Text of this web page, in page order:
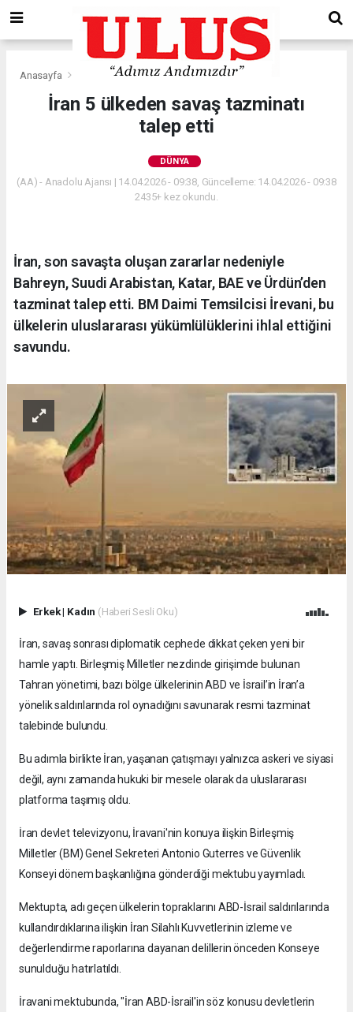
Anasayfa
İran 5 ülkeden savaş tazminatı
talep etti
DÜNYA
(AA) - Anadolu Ajansı | 14.04.2026 - 09:38, Güncelleme: 14.04.2026 - 09:38
2435+ kez okundu.
İran, son savaşta oluşan zararlar nedeniyle
Bahreyn, Suudi Arabistan, Katar, BAE ve Ürdün’den
tazminat talep etti. BM Daimi Temsilcisi İrevani, bu
ülkelerin uluslararası yükümlülüklerini ihlal ettiğini
savundu.
Erkek| Kadın (Haberi Sesli Oku)
İran, savaş sonrası diplomatik cephede dikkat çeken yeni bir
hamle yaptı. Birleşmiş Milletler nezdinde girişimde bulunan
Tahran yönetimi, bazı bölge ülkelerinin ABD ve İsrail’in İran’a
yönelik saldırılarında rol oynadığını savunarak resmi tazminat
talebinde bulundu.
Bu adımla birlikte İran, yaşanan çatışmayı yalnızca askeri ve siyasi
değil, aynı zamanda hukuki bir mesele olarak da uluslararası
platforma taşımış oldu.
İran devlet televizyonu, İravani'nin konuya ilişkin Birleşmiş
Milletler (BM) Genel Sekreteri Antonio Guterres ve Güvenlik
Konseyi dönem başkanlığına gönderdiği mektubu yayımladı.
Mektupta, adı geçen ülkelerin topraklarını ABD-İsrail saldırılarında
kullandırdıklarına ilişkin İran Silahlı Kuvvetlerinin izleme ve
değerlendirme raporlarına dayanan delillerin önceden Konseye
sunulduğu hatırlatıldı.
İravani mektubunda, "İran ABD-İsrail'in söz konusu devletlerin